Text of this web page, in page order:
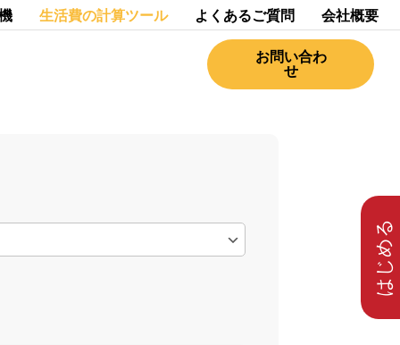
生活費の計算ツール よくあるご質問 会社概要
お問い合わ
せ
はじめる